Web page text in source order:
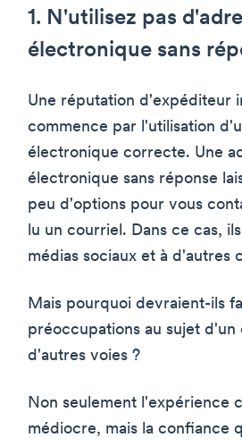
1. N'utilisez pas
électronique sans
Une réputation d'expéditeur
commence par l'utilisation
électronique correcte. Une
électronique sans réponse
peu d'options pour vous
lu un courriel. Dans ce cas,
médias sociaux et à d'autres
Mais pourquoi devraient-ils
préoccupations au sujet
d'autres voies ?
Non seulement l'expérience
médiocre, mais la confiance